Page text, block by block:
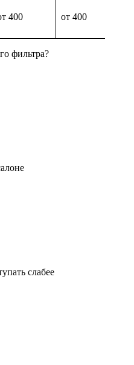
400 от 400
фильтра?
слабее